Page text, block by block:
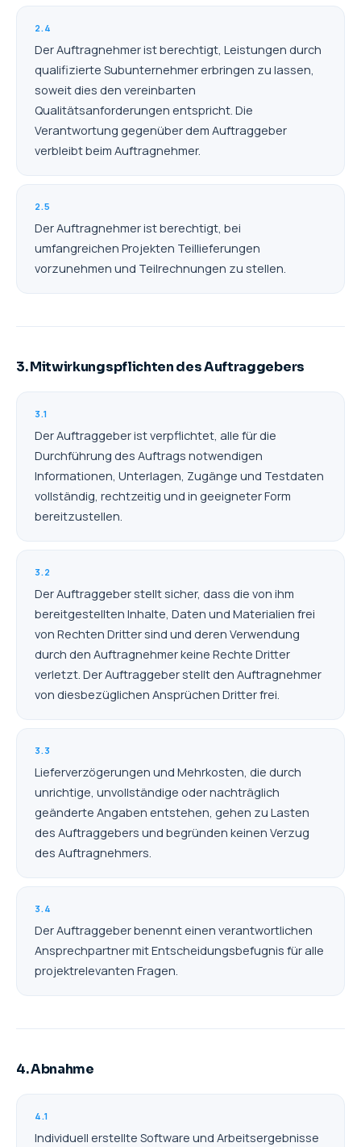
2.4
Der Auftragnehmer ist berechtigt, Leistungen durch
qualifizierte Subunternehmer erbringen zu lassen,
soweit dies den vereinbarten
Qualitätsanforderungen entspricht. Die
Verantwortung gegenüber dem Auftraggeber
verbleibt beim Auftragnehmer.
2.5
Der Auftragnehmer ist berechtigt, bei
umfangreichen Projekten Teillieferungen
vorzunehmen und Teilrechnungen zu stellen.
3. Mitwirkungspflichten des Auftraggebers
3.1
Der Auftraggeber ist verpflichtet, alle für die
Durchführung des Auftrags notwendigen
Informationen, Unterlagen, Zugänge und Testdaten
vollständig, rechtzeitig und in geeigneter Form
bereitzustellen.
3.2
Der Auftraggeber stellt sicher, dass die von ihm
bereitgestellten Inhalte, Daten und Materialien frei
von Rechten Dritter sind und deren Verwendung
durch den Auftragnehmer keine Rechte Dritter
verletzt. Der Auftraggeber stellt den Auftragnehmer
von diesbezüglichen Ansprüchen Dritter frei.
3.3
Lieferverzögerungen und Mehrkosten, die durch
unrichtige, unvollständige oder nachträglich
geänderte Angaben entstehen, gehen zu Lasten
des Auftraggebers und begründen keinen Verzug
des Auftragnehmers.
3.4
Der Auftraggeber benennt einen verantwortlichen
Ansprechpartner mit Entscheidungsbefugnis für alle
projektrelevanten Fragen.
4. Abnahme
4.1
Individuell erstellte Software und Arbeitsergebnisse